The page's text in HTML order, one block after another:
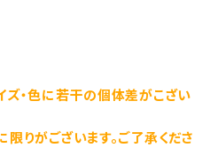
・色に若干の個体差がこざい
りがございます。ご了承くださ